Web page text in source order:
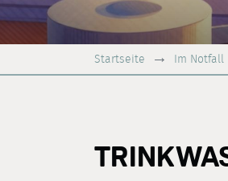
Startseite Im Notfall